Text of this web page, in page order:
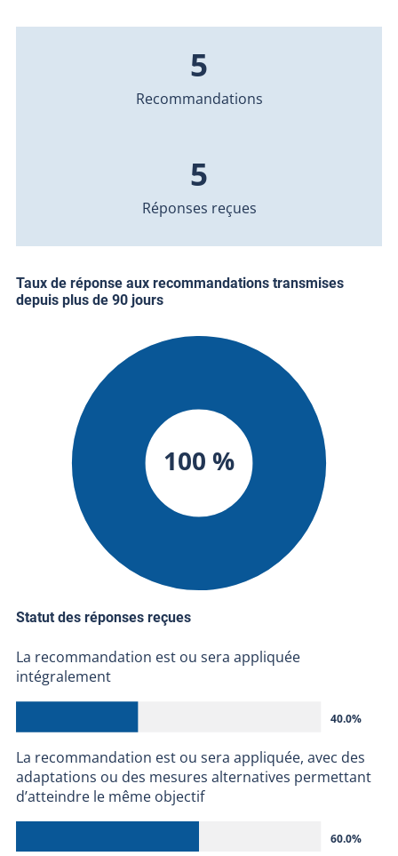
5
Recommandations
5
Réponses reçues
Taux de réponse aux recommandations transmises
depuis plus de 90 jours
100 %
Statut des réponses reçues
La recommandation est ou sera appliquée
intégralement
40.0%
La recommandation est ou sera appliquée, avec des
adaptations ou des mesures alternatives permettant
d’atteindre le même objectif
60.0%